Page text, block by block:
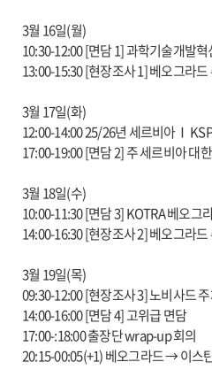
3월 16일(월)
10:30-12:00 [면담 1] 과학기술개발
13:00-15:30 [현장조사 1] 베오그라
3월 17일(화)
12:00-14:00 25/26년 세르비아Ⅰ
17:00-19:00 [면담 2] 주 세르비아 대
3월 18일(수)
10:00-11:30 [면담 3] KOTRA 베오그
14:00-16:30 [현장조사 2] 베오그라
3월 19일(목)
09:30-12:00 [현장조사 3] 노비사드
14:00-16:00 [면담 4] 고위급 면담
17:00-:18:00 출장단 wrap-up 회의
20:15-00:05(+1) 베오그라드 → 이스